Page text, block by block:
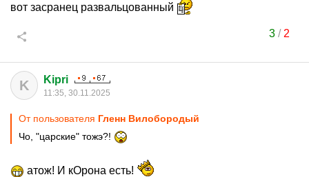
вот засранец развальцованный
3/ 2
K Kipri
11:35, 30.11.2025
От пользователя Гленн Вилобородый
Чо, "царские" тожэ?!
атож! И кОрона есть!